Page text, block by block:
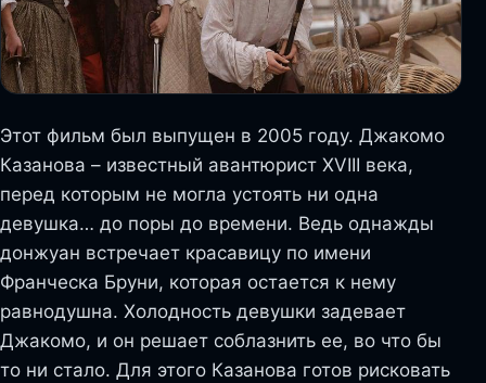
Этот фильм был выпущен в 2005 году. Джакомо
Казанова – известный авантюрист XVIII века,
перед которым не могла устоять ни одна
девушка… до поры до времени. Ведь однажды
донжуан встречает красавицу по имени
Франческа Бруни, которая остается к нему
равнодушна. Холодность девушки задевает
Джакомо, и он решает соблазнить ее, во что бы
то ни стало. Для этого Казанова готов рисковать